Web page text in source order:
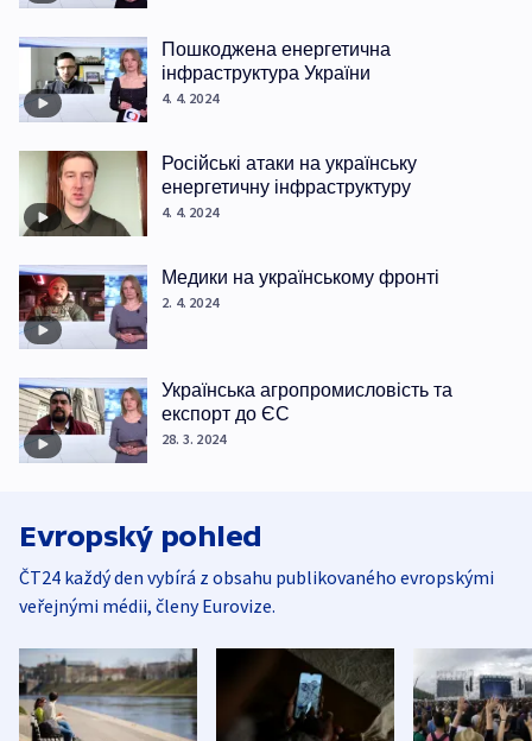
Пошкоджена енергетична
інфраструктура України
4. 4. 2024
Російські атаки на українську
енергетичну інфраструктуру
4. 4. 2024
Медики на українському фронті
2. 4. 2024
Українська агропромисловість та
експорт до ЄС
28. 3. 2024
Evropský pohled
ČT24 každý den vybírá z obsahu publikovaného evropskými
veřejnými médii, členy Eurovize.